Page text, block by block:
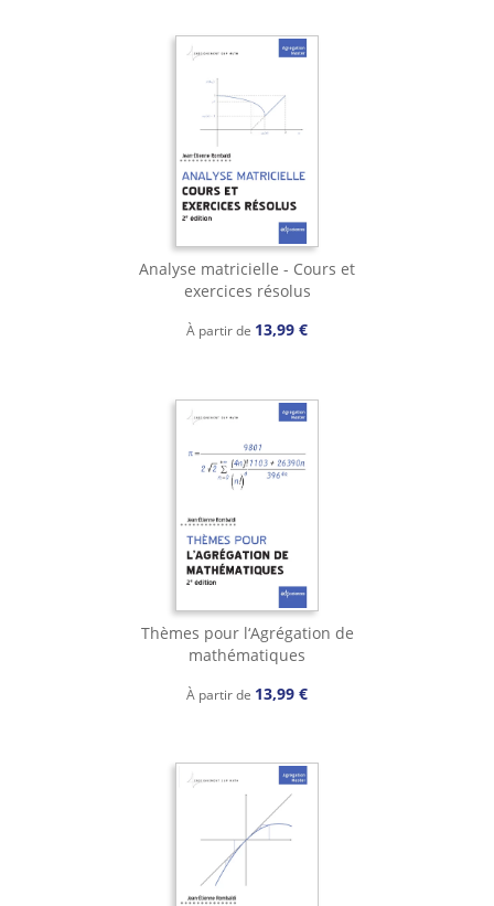
Analyse matricielle - Cours et
exercices résolus
À partir de 13,99 €
Thèmes pour l‘Agrégation de
mathématiques
À partir de 13,99 €